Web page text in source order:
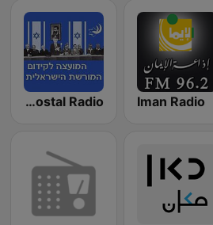
Iman Radio Nostal Radio (רדיו נוסטלגיה)